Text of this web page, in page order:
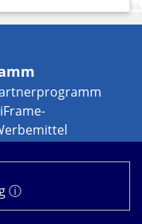
eine
Weitere
durch
ⓘ